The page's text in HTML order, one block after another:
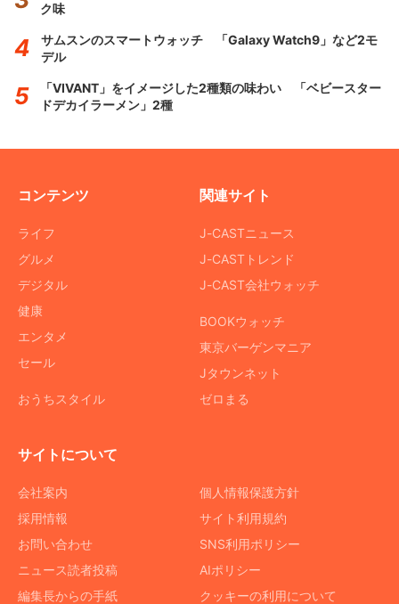
ク味
サムスンのスマートウォッチ 「Galaxy Watch9」など2モ
デル
「VIVANT」をイメージした2種類の味わい 「ベビースター
ドデカイラーメン」2種
コンテンツ
ライフ
グルメ
デジタル
健康
エンタメ
セール
おうちスタイル
関連サイト
J-CASTニュース
J-CASTトレンド
J-CAST会社ウォッチ
BOOKウォッチ
東京バーゲンマニア
Jタウンネット
ゼロまる
サイトについて
会社案内
採用情報
お問い合わせ
ニュース読者投稿
編集長からの手紙
個人情報保護方針
サイト利用規約
SNS利用ポリシー
AIポリシー
クッキーの利用について